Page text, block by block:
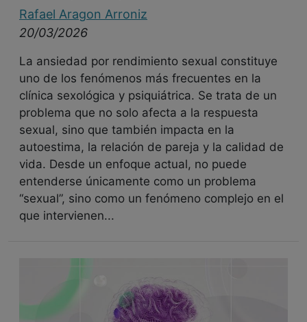
Rafael Aragon Arroniz
20/03/2026
La ansiedad por rendimiento sexual constituye
uno de los fenómenos más frecuentes en la
clínica sexológica y psiquiátrica. Se trata de un
problema que no solo afecta a la respuesta
sexual, sino que también impacta en la
autoestima, la relación de pareja y la calidad de
vida. Desde un enfoque actual, no puede
entenderse únicamente como un problema
“sexual”, sino como un fenómeno complejo en el
que intervienen...